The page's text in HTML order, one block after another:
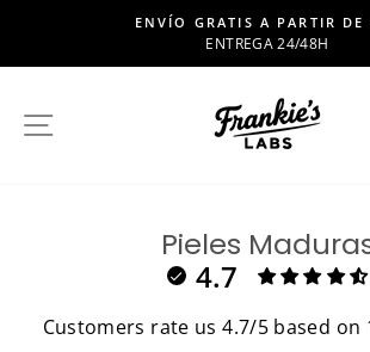
contenido
Pausar
de
diapositivas
ENVÍO GRATIS A PARTIR DE
ENTREGA 24/48H
SITIO DE NAVEGACION
Pieles
4.7
Customers rate us 4.7/5 based on